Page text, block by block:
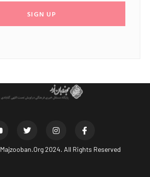
SIGN UP
Majzooban.Org2024. All Rights Reserved